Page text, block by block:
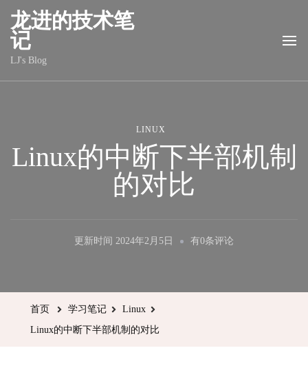
龙进的技术笔
记
LJ's Blog
LINUX
Linux的中断下半部机制
的对比
更新时间 2024年2月5日
Linux
有0条评论
首页 学习笔记 Linux
Linux的中断下半部机制的对比